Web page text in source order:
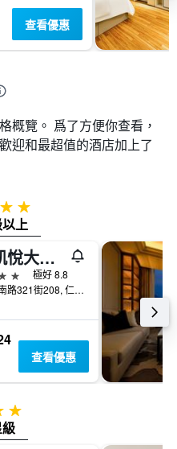
查看優惠
概覽。 爲了方便你查看，
迎和最超值的酒店加上了
4星級
上
仁川凱悅大酒店
極好 8.8
永宗海岸南路321街208, 仁川, 韓國
查看優惠
級